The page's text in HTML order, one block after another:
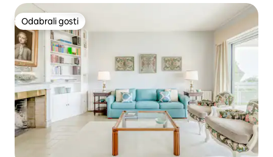
Odabrali gosti
Odabrali gosti